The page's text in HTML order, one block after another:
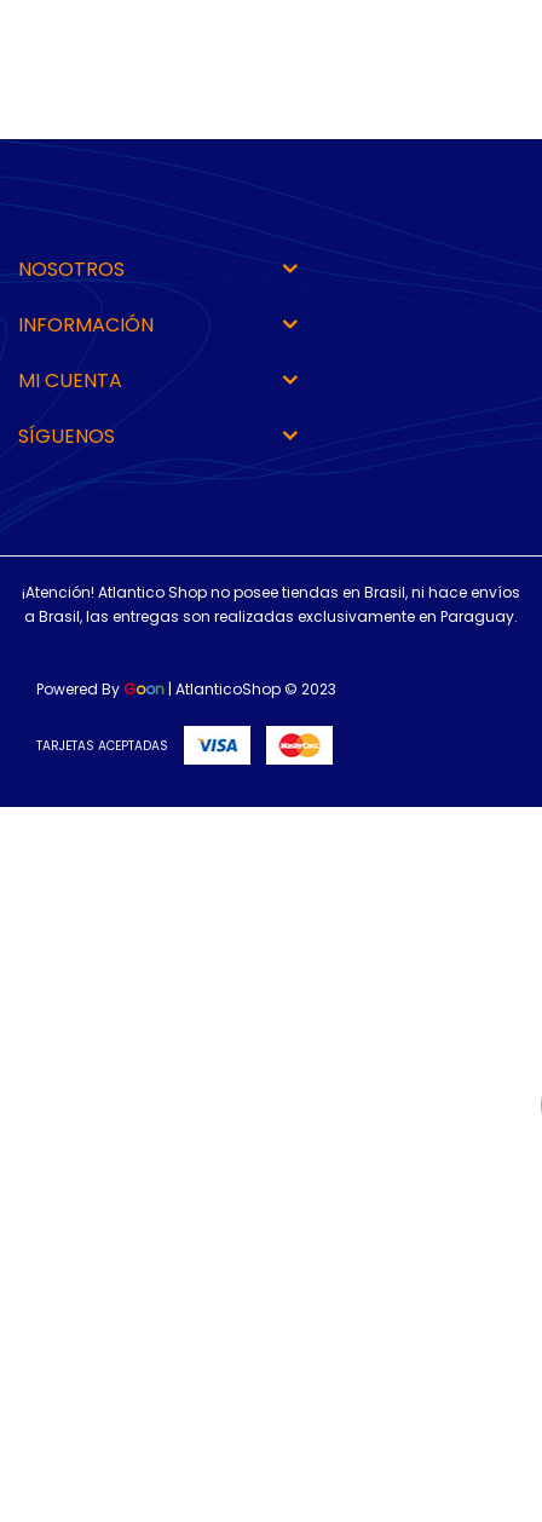
NOSOTROS
INFORMACIÓN
MI CUENTA
SÍGUENOS
¡Atención! Atlantico Shop no posee tiendas en Brasil, ni hace envíos
a Brasil, las entregas son realizadas exclusivamente en Paraguay.
Powered By Goon | AtlanticoShop © 2023
TARJETAS ACEPTADAS